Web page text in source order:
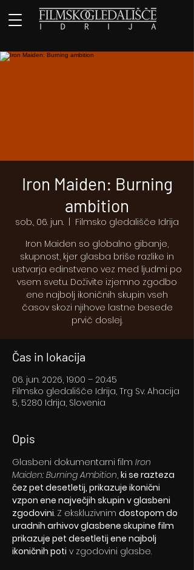
Iron Maiden: Burning
ambition
sob., 06. jun.
Filmsko gledališče Idrija
Iron Maiden so globalno gibanje,
skupnost, kjer glasba briše razlike in
ustvarja edinstveno vez med ljudmi po
vsem svetu. Doživite izjemno zgodbo
ene najbolj ikoničnih skupin vseh
časov skozi njihove lastne besede
prvič doslej.
Čas in lokacija
06. jun. 2026, 19:00 – 20:45
Filmsko gledališče Idrija, Trg Sv. Ahacija
5, 5280 Idrija, Slovenia
Opis
Glasbeni dokumentarni film Iron
Maiden: Burning Ambition, ki se razteza
čez pet desetletij, prikazuje ikonični
vzpon ene največjih skupin v glasbeni
zgodovini. Z ekskluzivnim dostopom do
uradnih arhivov glasbene skupine film
prikazuje pet desetletij ene najbolj
ikoničnih poti v zgodovini glasbe.